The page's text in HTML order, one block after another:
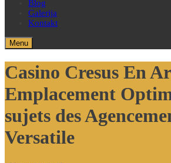
Blog
Galerija
Kontakt
Menu
Casino Cresus En
Emplacement
sujets des
Versatile